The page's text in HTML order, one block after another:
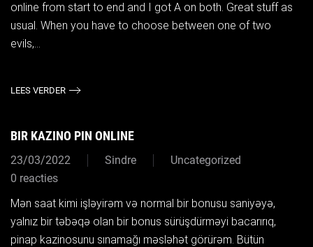
online from start to end and I got A on both. Great stuff as
usual. When you have to choose between one of two
evils,...
LEES VERDER
BIR KAZINO PIN ONLINE
23/03/2022 Sindre
Uncategorized
0 reacties
Mən saat kimi işləyirəm və normal bir bonusu saniyəyə,
yalnız bir təbəqə olan bir bonus sürüşdürməyi bacarırıq,
pinap kazinosunu sınamağı məsləhət görürəm. Bütün